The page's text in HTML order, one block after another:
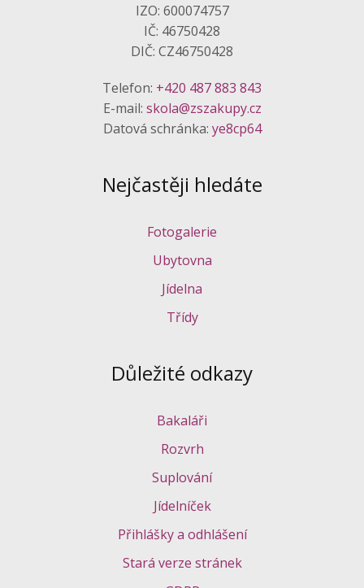
IZO: 600074757
IČ: 46750428
DIČ: CZ46750428
Telefon: +420 487 883 843
E-mail: skola@zszakupy.cz
Datová schránka: ye8cp64
Nejčastěji hledáte
Fotogalerie
Ubytovna
Jídelna
Třídy
Důležité odkazy
Bakaláři
Rozvrh
Suplování
Jídelníček
Přihlášky a odhlášení
Stará verze stránek